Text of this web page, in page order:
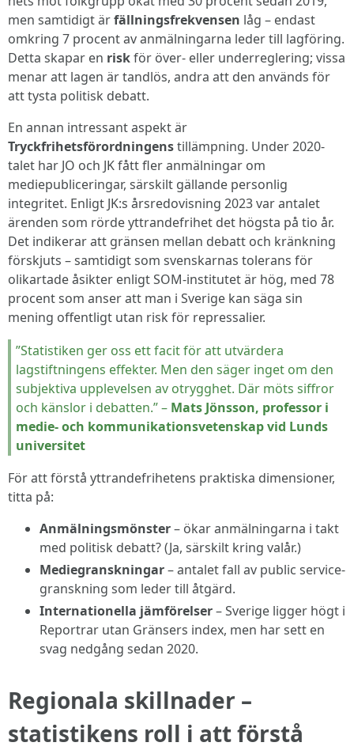
men samtidigt ärfällningsfrekvensen låg – endast
omkring 7 procent av anmälningarna leder till lagföring.
Detta skapar en riskför över- eller underreglering; vissa
menar att lagen är tandlös, andra att den används för
att tysta politisk debatt.
En annan intressant aspekt är
Tryckfrihetsförordningenstillämpning. Under 2020-
talet har JO och JK fått fler anmälningar om
mediepubliceringar, särskilt gällande personlig
integritet. Enligt JK:s årsredovisning 2023 var antalet
ärenden som rörde yttrandefrihet det högsta på tio år.
Det indikerar att gränsen mellan debatt och kränkning
förskjuts – samtidigt som svenskarnas tolerans för
olikartade åsikter enligt SOM-institutet är hög, med 78
procent som anser att man i Sverige kan säga sin
mening offentligt utan risk för repressalier.
”Statistiken ger oss ett facit för att utvärdera
lagstiftningens effekter. Men den säger inget om den
subjektiva upplevelsen av otrygghet. Där möts siffror
och känslor i debatten.” – Mats Jönsson, professor i
medie- och kommunikationsvetenskap vid Lunds
universitet
För att förstå yttrandefrihetens praktiska dimensioner,
titta på:
Anmälningsmönster– ökar anmälningarna i takt
med politisk debatt? (Ja, särskilt kring valår.)
Mediegranskningar– antalet fall av public service-
granskning som leder till åtgärd.
Internationella jämförelser– Sverige ligger högt i
Reportrar utan Gränsers index, men har sett en
svag nedgång sedan 2020.
Regionala skillnader –
statistikens roll i att förstå